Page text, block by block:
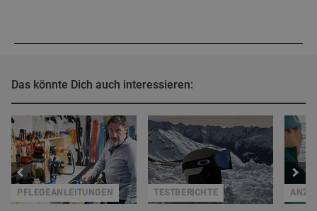
Das könnte Dich auch interessieren:
PFLEGEANLEITUNGEN TESTBERICHTE